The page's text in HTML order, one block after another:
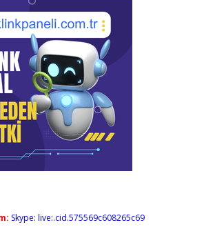
Skype: live:.cid.575569c608265c69